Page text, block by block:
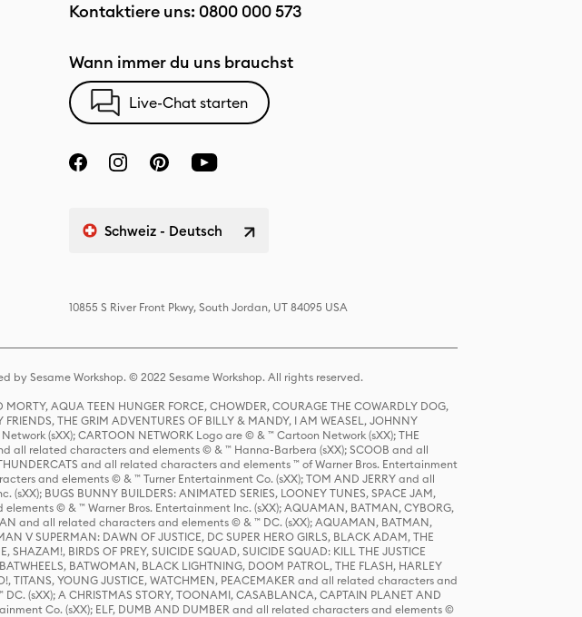
Kontaktiere uns: 0800 000 573
Wann immer du uns brauchst
Live-Chat starten
Schweiz - Deutsch
10855 S River Front Pkwy, South Jordan, UT 84095 USA
Sesame Workshop. © 2022 Sesame Workshop. All rights reserved.
MORTY, AQUA TEEN HUNGER FORCE, CHOWDER, COURAGE THE COWARDLY DOG,
THE GRIM ADVENTURES OF BILLY & MANDY, I AM WEASEL, JOHNNY
(sXX); CARTOON NETWORK Logo are © & ™ Cartoon Network (sXX); THE
all related characters and elements © & ™ Hanna-Barbera (sXX); SCOOB and all
and all related characters and elements ™ of Warner Bros. Entertainment
and elements © & ™ Turner Entertainment Co. (sXX); TOM AND JERRY and all
BUGS BUNNY BUILDERS: ANIMATED SERIES, LOONEY TUNES, SPACE JAM,
© & ™ Warner Bros. Entertainment Inc. (sXX); AQUAMAN, BATMAN, CYBORG,
and all related characters and elements © & ™ DC. (sXX); AQUAMAN, BATMAN,
V SUPERMAN: DAWN OF JUSTICE, DC SUPER HERO GIRLS, BLACK ADAM, THE
SHAZAM!, BIRDS OF PREY, SUICIDE SQUAD, SUICIDE SQUAD: KILL THE JUSTICE
BATWOMAN, BLACK LIGHTNING, DOOM PATROL, THE FLASH, HARLEY
TITANS, YOUNG JUSTICE, WATCHMEN, PEACEMAKER and all related characters and
(sXX); A CHRISTMAS STORY, TOONAMI, CASABLANCA, CAPTAIN PLANET AND
Co. (sXX); ELF, DUMB AND DUMBER and all related characters and elements ©